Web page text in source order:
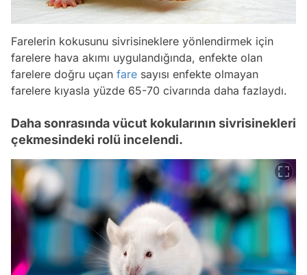
Farelerin kokusunu sivrisineklere yönlendirmek için
farelere hava akımı uygulandığında, enfekte olan
farelere doğru uçan fare sayısı enfekte olmayan
farelere kıyasla yüzde 65-70 civarında daha fazlaydı.
Daha sonrasında vücut kokularının sivrisinekleri
çekmesindeki rolü incelendi.